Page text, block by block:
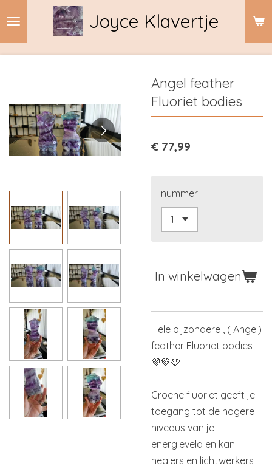
Joyce Klavertje
Angel feather
Fluoriet bodies
€ 77,99
nummer
In winkelwagen
Hele bijzondere , ( Angel)
feather Fluoriet bodies
💜💚🩵
Groene fluoriet geeft je
toegang tot de hogere
niveaus van je
energieveld en kan
healers en lichtwerkers